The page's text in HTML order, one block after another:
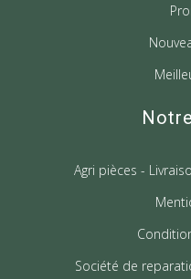
Agri pièces -
Société de